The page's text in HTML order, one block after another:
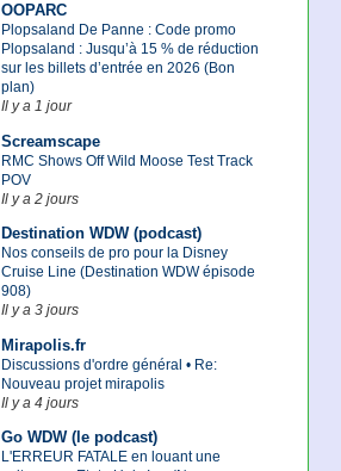
OOPARC
Plopsaland De Panne : Code promo
Plopsaland : Jusqu’à 15 % de réduction
sur les billets d’entrée en 2026 (Bon
plan)
Il y a 1 jour
Screamscape
RMC Shows Off Wild Moose Test Track
POV
Il y a 2 jours
Destination WDW (podcast)
Nos conseils de pro pour la Disney
Cruise Line (Destination WDW épisode
908)
Il y a 3 jours
Mirapolis.fr
Discussions d'ordre général • Re:
Nouveau projet mirapolis
Il y a 4 jours
Go WDW (le podcast)
L'ERREUR FATALE en louant une